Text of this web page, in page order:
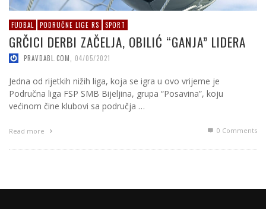
FUDBAL PODRUČNE LIGE RS SPORT
GRČICI DERBI ZAČELJA, OBILIĆ “GANJA” LIDERA
PRAVDABL.COM 04/05/2021
Jedna od rijetkih nižih liga, koja se igra u ovo vrijeme je
Područna liga FSP SMB Bijeljina, grupa “Posavina”, koju
većinom čine klubovi sa područja …
Read more 0 Comments